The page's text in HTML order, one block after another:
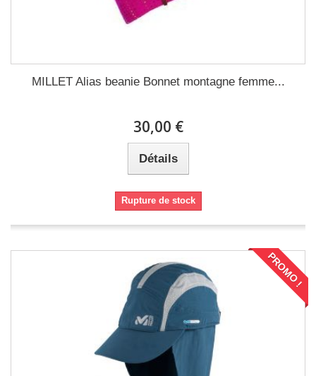
MILLET Alias beanie Bonnet montagne femme...
30,00 €
Détails
Rupture de stock
PROMO !